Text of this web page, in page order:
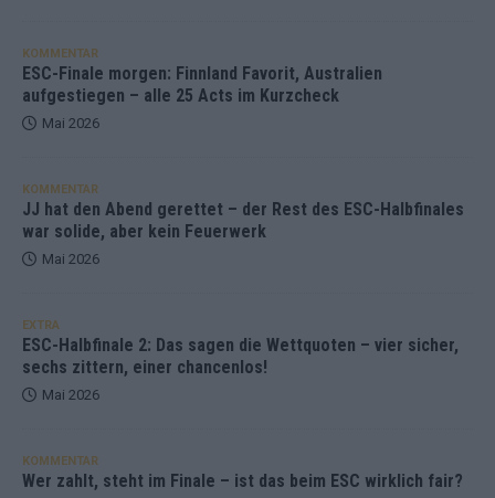
KOMMENTAR
ESC-Finale morgen: Finnland Favorit, Australien
aufgestiegen – alle 25 Acts im Kurzcheck
Mai 2026
KOMMENTAR
JJ hat den Abend gerettet – der Rest des ESC-Halbfinales
war solide, aber kein Feuerwerk
Mai 2026
EXTRA
ESC-Halbfinale 2: Das sagen die Wettquoten – vier sicher,
sechs zittern, einer chancenlos!
Mai 2026
KOMMENTAR
Wer zahlt, steht im Finale – ist das beim ESC wirklich fair?